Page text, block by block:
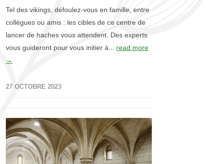
Tel des vikings, défoulez-vous en famille, entre
collègues ou amis : les cibles de ce centre de
lancer de haches vous attendent. Des experts
vous guideront pour vous initier à... read more
→
27 OCTOBRE 2023